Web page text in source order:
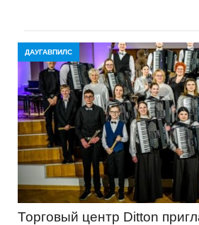
ДАУГАВПИЛС
Торговый центр Ditton